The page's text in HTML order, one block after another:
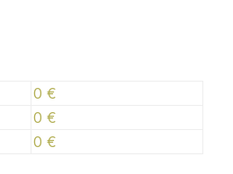
0 €
0 €
0 €